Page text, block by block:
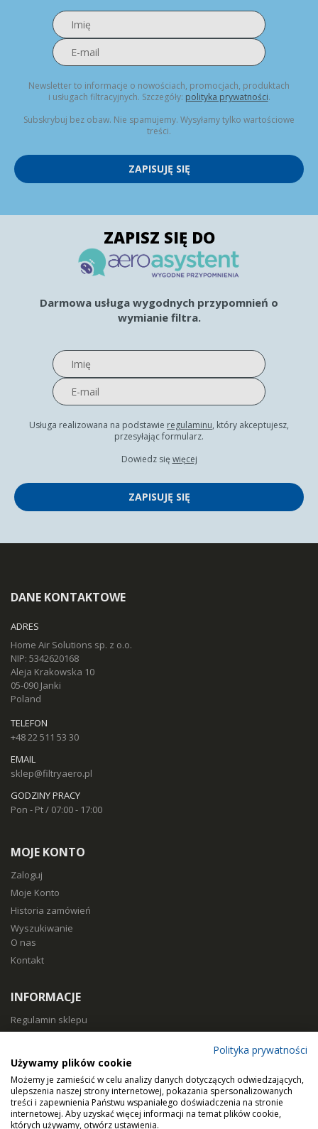
Newsletter to informacje o nowościach, promocjach, produktach
i usługach filtracyjnych. Szczegóły: polityka prywatności.
Subskrybuj bez obaw. Nie spamujemy. Wysyłamy tylko wartościowe
treści.
ZAPISUJĘ SIĘ
ZAPISZ SIĘ DO
Darmowa usługa wygodnych przypomnień o
wymianie filtra.
Usługa realizowana na podstawie regulaminu, który akceptujesz,
przesyłając formularz.
Dowiedz się więcej
ZAPISUJĘ SIĘ
DANE KONTAKTOWE
ADRES
Home Air Solutions sp. z o.o.
NIP: 5342620168
Aleja Krakowska 10
05-090 Janki
Poland
TELEFON
+48 22 511 53 30
EMAIL
sklep@filtryaero.pl
GODZINY PRACY
Pon - Pt / 07:00 - 17:00
MOJE KONTO
Zaloguj
Moje Konto
Historia zamówień
Wyszukiwanie
O nas
Kontakt
INFORMACJE
Regulamin sklepu
Koszty i czas dostawy
Zwroty i reklamacje
Klasy filtracji
Dobierz filtry
Polityka prywatności
Używamy plików cookie
Możemy je zamieścić w celu analizy danych dotyczących odwiedzających,
ulepszenia naszej strony internetowej, pokazania spersonalizowanych
treści i zapewnienia Państwu wspaniałego doświadczenia na stronie
internetowej. Aby uzyskać więcej informacji na temat plików cookie,
których używamy, otwórz ustawienia.